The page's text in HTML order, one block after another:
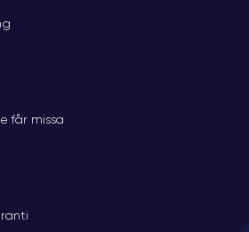
med tiden).
åsikt
den modifierade kameran och
På insidan är dock iPhone 6S Plus
en starkare kamera med porträttläge,
en ökad autonomi och grafiska
får missa